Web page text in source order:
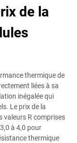
de la
thermique de
liées à sa
inégalée qui
Le prix de la
valeurs R comprises
à 4,0 pour
thermique